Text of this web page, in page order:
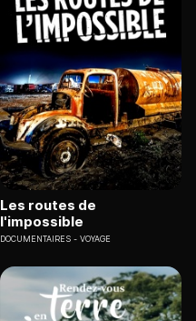
Les routes de
l'impossible
DOCUMENTAIRES VOYAGE